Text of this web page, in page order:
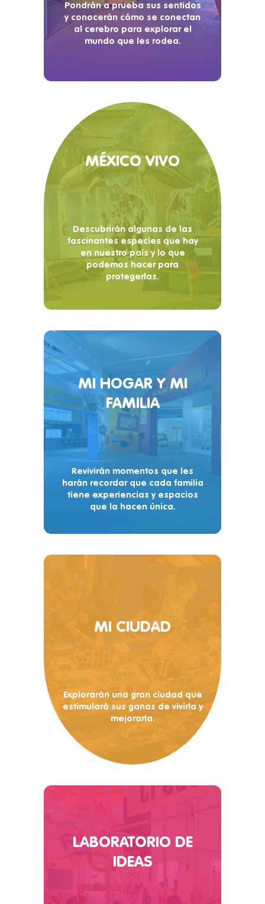
Pondrán a prueba sus sentidos
y conocerán cómo se conectan
al cerebro para explorar el
mundo que les rodea.
MÉXICO VIVO
Descubrirán algunas de las
fascinantes especies que hay
en nuestro país y lo que
podemos hacer para
protegerlas.
MI HOGAR Y MI
FAMILIA
Revivirán momentos que les
harán recordar que cada familia
tiene experiencias y espacios
que la hacen única.
MI CIUDAD
Explorarán una gran ciudad que
estimulará sus ganas de vivirla y
mejorarla.
LABORATORIO DE
IDEAS